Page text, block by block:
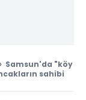
Samsun'da "köy
sahibi